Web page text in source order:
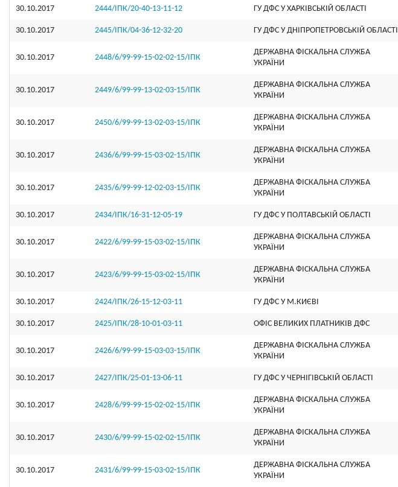
30.10.2017 2444/ІПК/20-40-13-11-12 ГУ ДФС У ХАРКIВСЬКIЙ ОБЛАСТI
30.10.2017 2445/ІПК/04-36-12-32-20 ГУ ДФС У ДНIПРОПЕТРОВСЬКIЙ ОБЛАСТI
30.10.2017 2448/6/99-99-15-02-02-15/ІПК
ДЕРЖАВНА ФІСКАЛЬНА СЛУЖБА
УКРАЇНИ
30.10.2017 2449/6/99-99-13-02-03-15/ІПК
ДЕРЖАВНА ФІСКАЛЬНА СЛУЖБА
УКРАЇНИ
30.10.2017 2450/6/99-99-13-02-03-15/ІПК
ДЕРЖАВНА ФІСКАЛЬНА СЛУЖБА
УКРАЇНИ
30.10.2017 2436/6/99-99-15-03-02-15/ІПК
ДЕРЖАВНА ФІСКАЛЬНА СЛУЖБА
УКРАЇНИ
30.10.2017 2435/6/99-99-12-02-03-15/ІПК
ДЕРЖАВНА ФІСКАЛЬНА СЛУЖБА
УКРАЇНИ
30.10.2017 2434/ІПК/16-31-12-05-19 ГУ ДФС У ПОЛТАВСЬКIЙ ОБЛАСТI
30.10.2017 2422/6/99-99-15-03-02-15/ІПК
ДЕРЖАВНА ФІСКАЛЬНА СЛУЖБА
УКРАЇНИ
30.10.2017 2423/6/99-99-15-03-02-15/ІПК
ДЕРЖАВНА ФІСКАЛЬНА СЛУЖБА
УКРАЇНИ
30.10.2017 2424/ІПК/26-15-12-03-11 ГУ ДФС У М.КИЄВI
30.10.2017 2425/ІПК/28-10-01-03-11 ОФIС ВЕЛИКИХ ПЛАТНИКIВ ДФС
30.10.2017 2426/6/99-99-15-03-03-15/ІПК
ДЕРЖАВНА ФІСКАЛЬНА СЛУЖБА
УКРАЇНИ
30.10.2017 2427/ІПК/25-01-13-06-11 ГУ ДФС У ЧЕРНIГIВСЬКIЙ ОБЛАСТI
30.10.2017 2428/6/99-99-15-02-02-15/ІПК
ДЕРЖАВНА ФІСКАЛЬНА СЛУЖБА
УКРАЇНИ
30.10.2017 2430/6/99-99-15-02-02-15/ІПК
ДЕРЖАВНА ФІСКАЛЬНА СЛУЖБА
УКРАЇНИ
30.10.2017 2431/6/99-99-15-03-02-15/ІПК
ДЕРЖАВНА ФІСКАЛЬНА СЛУЖБА
УКРАЇНИ